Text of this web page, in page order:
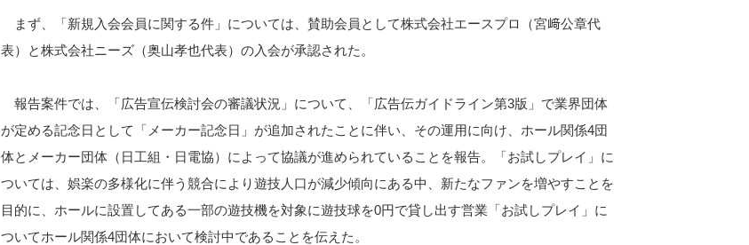
まず、「新規入会会員に関する件」については、賛助会員として株式会社エースプロ（宮﨑公章代
表）と株式会社ニーズ（奥山孝也代表）の入会が承認された。
報告案件では、「広告宣伝検討会の審議状況」について、「広告伝ガイドライン第3版」で業界団体
が定める記念日として「メーカー記念日」が追加されたことに伴い、その運用に向け、ホール関係4団
体とメーカー団体（日工組・日電協）によって協議が進められていることを報告。「お試しプレイ」に
ついては、娯楽の多様化に伴う競合により遊技人口が減少傾向にある中、新たなファンを増やすことを
目的に、ホールに設置してある一部の遊技機を対象に遊技球を0円で貸し出す営業「お試しプレイ」に
ついてホール関係4団体において検討中であることを伝えた。